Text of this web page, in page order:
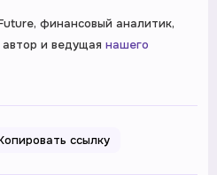
финансовый аналитик,
и ведущая нашего
ссылку